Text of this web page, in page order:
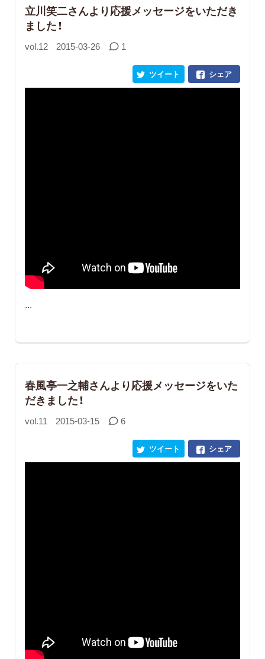
立川笑二さんより応援メッセージをいただき
ました！
vol.12 2015-03-26 1
シェア
ツイート
...
春風亭一之輔さんより応援メッセージをいた
だきました！
vol.11 2015-03-15 6
シェア
ツイート